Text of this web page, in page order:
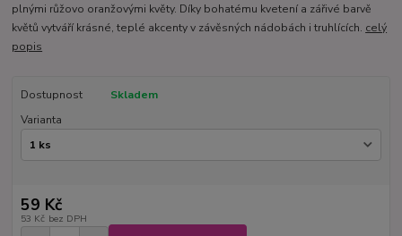
plnými růžovo oranžovými květy. Díky bohatému kvetení a zářivé barvě
květů vytváří krásné, teplé akcenty v závěsných nádobách i truhlících. celý
popis
Dostupnost
Skladem
Varianta
59 Kč
53 Kč bez DPH